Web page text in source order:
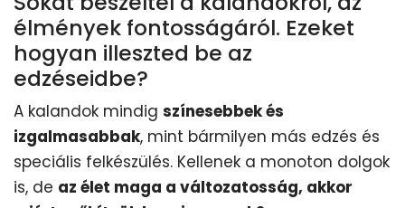
élmények fontosságáról. Ezeket
hogyan illeszted be az
edzéseidbe?
A kalandok mindig színesebbek és
izgalmasabbak, mint bármilyen más edzés és
speciális felkészülés. Kellenek a monoton dolgok
is, de az élet maga a változatosság, akkor